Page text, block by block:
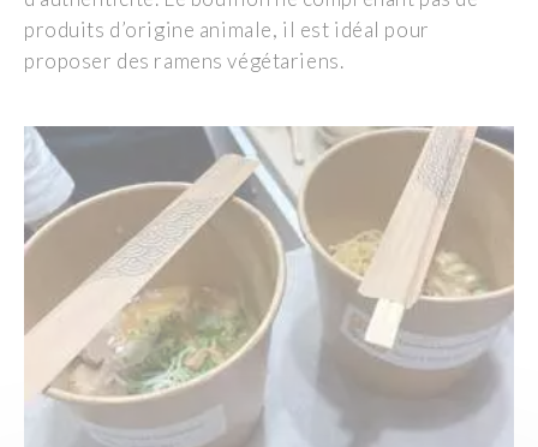
produits d’origine animale, il est idéal pour
proposer des ramens végétariens.